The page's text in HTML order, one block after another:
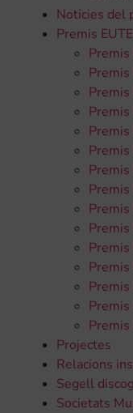
Noticies del
Premis
Projectes
Relacions
Segell
Societats